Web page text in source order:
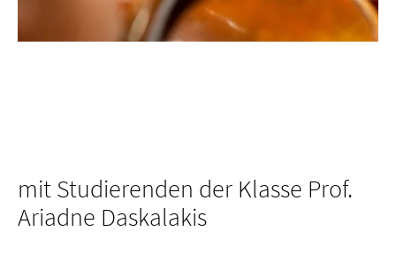
mit Studierenden der Klasse Prof.
Ariadne Daskalakis